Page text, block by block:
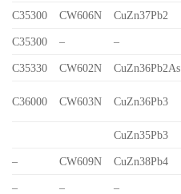
C35300 CW606N CuZn37Pb2
C35300 – –
C35330 CW602N CuZn36Pb2As
C36000 CW603N CuZn36Pb3
CuZn35Pb3
– CW609N CuZn38Pb4
– – –